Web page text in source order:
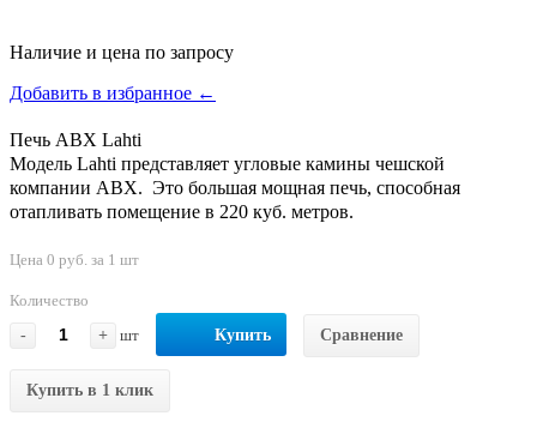
Наличие и цена по запросу
Добавить в избранное ←
Печь ABX Lahti
Модель Lahti представляет угловые камины чешской
компании АВХ. Это большая мощная печь, способная
отапливать помещение в 220 куб. метров.
Цена 0 руб. за 1 шт
Количество
-
+ шт Купить Сравнение
Купить в 1 клик